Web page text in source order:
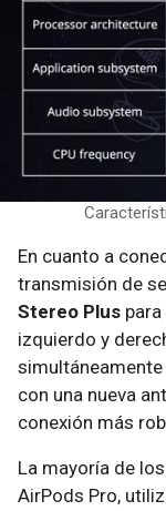
En cuanto a
transmisión de
Stereo Plus
izquierdo y
con una nueva
conexión más
La mayoría de
AirPods Pro,